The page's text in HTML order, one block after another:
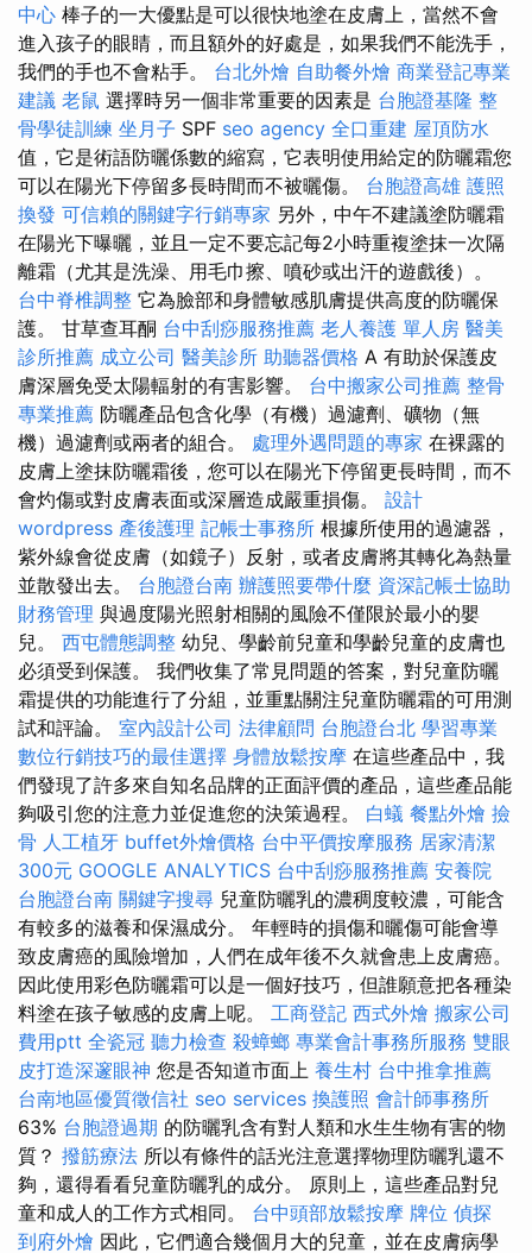
中心 棒子的一大優點是可以很快地塗在皮膚上，當然不會
進入孩子的眼睛，而且額外的好處是，如果我們不能洗手，
我們的手也不會粘手。 台北外燴 自助餐外燴 商業登記專業
建議 老鼠 選擇時另一個非常重要的因素是 台胞證基隆 整
骨學徒訓練 坐月子 SPF seo agency 全口重建 屋頂防水
值，它是術語防曬係數的縮寫，它表明使用給定的防曬霜您
可以在陽光下停留多長時間而不被曬傷。 台胞證高雄 護照
換發 可信賴的關鍵字行銷專家 另外，中午不建議塗防曬霜
在陽光下曝曬，並且一定不要忘記每2小時重複塗抹一次隔
離霜（尤其是洗澡、用毛巾擦、噴砂或出汗的遊戲後）。
台中脊椎調整 它為臉部和身體敏感肌膚​​提供高度的防曬保
護。 甘草查耳酮 台中刮痧服務推薦 老人養護 單人房 醫美
診所推薦 成立公司 醫美診所 助聽器價格 A 有助於保護皮
膚深層免受太陽輻射的有害影響。 台中搬家公司推薦 整骨
專業推薦 防曬產品包含化學（有機）過濾劑、礦物（無
機）過濾劑或兩者的組合。 處理外遇問題的專家 在裸露的
皮膚上塗抹防曬霜後，您可以在陽光下停留更長時間，而不
會灼傷或對皮膚表面或深層造成嚴重損傷。 設計
wordpress 產後護理 記帳士事務所 根據所使用的過濾器，
紫外線會從皮膚（如鏡子）反射，或者皮膚將其轉化為熱量
並散發出去。 台胞證台南 辦護照要帶什麼 資深記帳士協助
財務管理 與過度陽光照射相關的風險不僅限於最小的嬰
兒。 西屯體態調整 幼兒、學齡前兒童和學齡兒童的皮膚也
必須受到保護。 我們收集了常見問題的答案，對兒童防曬
霜提供的功能進行了分組，並重點關注兒童防曬霜的可用測
試和評論。 室內設計公司 法律顧問 台胞證台北 學習專業
數位行銷技巧的最佳選擇 身體放鬆按摩 在這些產品中，我
們發現了許多來自知名品牌的正面評價的產品，這些產品能
夠吸引您的注意力並促進您的決策過程。 白蟻 餐點外燴 撿
骨 人工植牙 buffet外燴價格 台中平價按摩服務 居家清潔
300元 GOOGLE ANALYTICS 台中刮痧服務推薦 安養院
台胞證台南 關鍵字搜尋 兒童防曬乳的濃稠度較濃，可能含
有較多的滋養和保濕成分。 年輕時的損傷和曬傷可能會導
致皮膚癌的風險增加，人們在成年後不久就會患上皮膚癌。
因此使用彩色防曬霜可以是一個好技巧，但誰願意把各種染
料塗在孩子敏感的皮膚上呢。 工商登記 西式外燴 搬家公司
費用ptt 全瓷冠 聽力檢查 殺蟑螂 專業會計事務所服務 雙眼
皮打造深邃眼神 您是否知道市面上 養生村 台中推拿推薦
台南地區優質徵信社 seo services 換護照 會計師事務所
63% 台胞證過期 的防曬乳含有對人類和水生生物有害的物
質？ 撥筋療法 所以有條件的話光注意選擇物理防曬乳還不
夠，還得看看兒童防曬乳的成分。 原則上，這些產品對兒
童和成人的工作方式相同。 台中頭部放鬆按摩 牌位 偵探
到府外燴 因此，它們適合幾個月大的兒童，並在皮膚病學